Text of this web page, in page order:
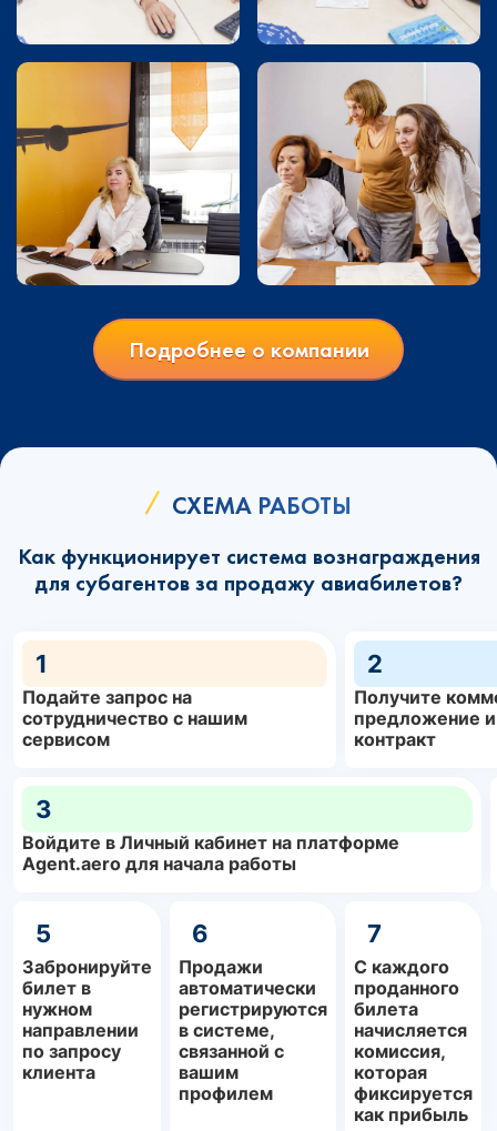
Подробнее о компании
СХЕМА РАБОТЫ
Как функционирует система вознаграждения
для субагентов за продажу авиабилетов?
1
Подайте запрос на
сотрудничество с нашим
сервисом
2
Получите
предложение
контракт
3
Войдите в Личный кабинет на платформе
Agent.aero для начала работы
5
Забронируйте
билет в
нужном
направлении
по запросу
клиента
6
Продажи
автоматически
регистрируются
в системе,
связанной с
вашим
профилем
7
С каждого
проданного
билета
начисляется
комиссия,
которая
фиксируется
как прибыль